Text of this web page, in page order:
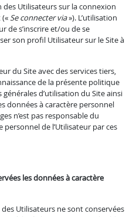
des Utilisateurs sur la connexion
Se connecter via»). L’utilisation
de s’inscrire et/ou de se
son profil Utilisateur sur le Site à
du Site avec des services tiers,
de la présente politique
d’utilisation du Site ainsi
données à caractère personnel
n’est pas responsable du
de l’Utilisateur par ces
les données à caractère
Utilisateurs ne sont conservées